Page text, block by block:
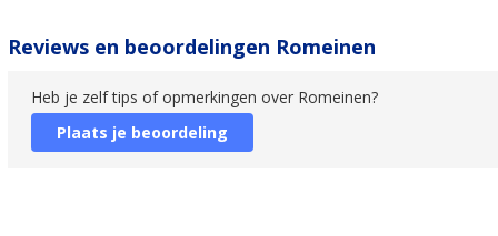
Reviews en beoordelingen Romeinen
Heb je zelf tips of opmerkingen over Romeinen?
Plaats je beoordeling